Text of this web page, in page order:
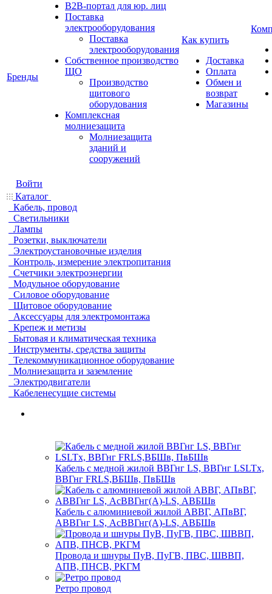
Бренды
B2B-портал для юр. лиц
Поставка
электрооборудования
Поставка
электрооборудования
Собственное производство
ЩО
Производство
щитового
оборудования
Комплексная
молниезащита
Молниезащита
зданий и
сооружений
Как купить
Доставка
Оплата
Обмен и
возврат
Магазины
Войти
Каталог
Кабель, провод
Светильники
Лампы
Розетки, выключатели
Электроустановочные изделия
Контроль, измерение электропитания
Счетчики электроэнергии
Модульное оборудование
Силовое оборудование
Щитовое оборудование
Аксессуары для электромонтажа
Крепеж и метизы
Бытовая и климатическая техника
Инструменты, средства защиты
Телекоммуникационное оборудование
Молниезащита и заземление
Электродвигатели
Кабеленесущие системы
Кабель с медной жилой ВВГнг LS, ВВГнг LSLTx,
ВВГнг FRLS,ВБШв, ПвБШв
Кабель с алюминиевой жилой АВВГ, АПвВГ,
АВВГнг LS, АсВВГнг(А)-LS, АВБШв
Провода и шнуры ПуВ, ПуГВ, ПВС, ШВВП,
АПВ, ПНСВ, РКГМ
Ретро провод